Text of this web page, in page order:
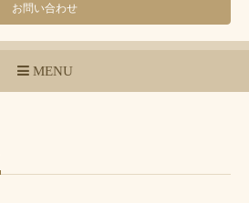
お問い合わせ
MENU